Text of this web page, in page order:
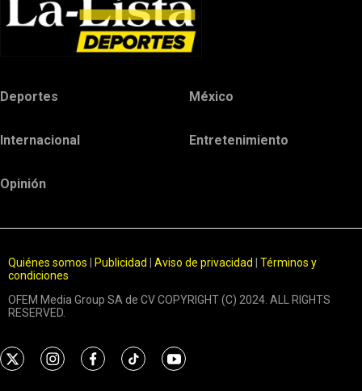
Deportes México
Internacional Entretenimiento
Opinión
Quiénes somos Publicidad Aviso de privacidad
Términos y
condiciones
OFEM Media Group SA de CV COPYRIGHT (C) 2024. ALL RIGHTS
RESERVED.
t
i
f
t
y